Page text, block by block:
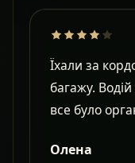
Їхали за
багажу.
все було
Олена